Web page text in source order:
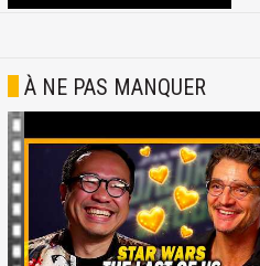
À NE PAS MANQUER